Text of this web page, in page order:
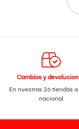
Cambios y
En nuestras 26 tiendas a
nacional